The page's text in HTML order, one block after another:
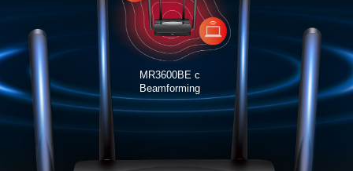
MR3600BE с
Beamforming